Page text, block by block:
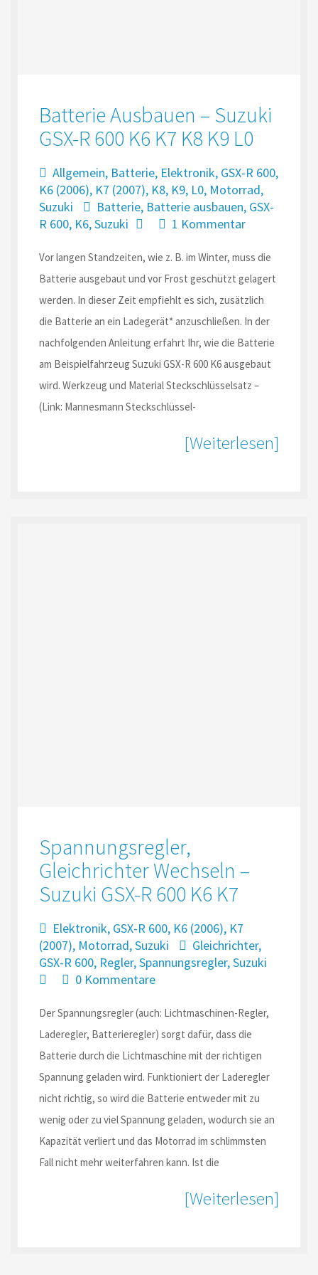
Batterie Ausbauen – Suzuki
GSX-R 600 K6 K7 K8 K9 L0
Allgemein, Batterie, Elektronik, GSX-R 600,
K6 (2006), K7 (2007), K8, K9, L0, Motorrad,
Suzuki
Batterie, Batterie ausbauen, GSX-
R 600, K6,Suzuki 1 Kommentar
Vor langen Standzeiten, wie z. B. im Winter, muss die
Batterie ausgebaut und vor Frost geschützt gelagert
werden. In dieser Zeit empfiehlt es sich, zusätzlich
die Batterie an ein Ladegerät* anzuschließen. In der
nachfolgenden Anleitung erfahrt Ihr, wie die Batterie
am Beispielfahrzeug Suzuki GSX-R 600 K6 ausgebaut
wird. Werkzeug und Material Steckschlüsselsatz –
(Link: Mannesmann Steckschlüssel-
[Weiterlesen]
Spannungsregler,
Gleichrichter Wechseln –
Suzuki GSX-R 600 K6 K7
Elektronik, GSX-R 600, K6 (2006), K7
(2007), Motorrad,Suzuki Gleichrichter,
GSX-R 600, Regler,Spannungsregler,Suzuki
0 Kommentare
Der Spannungsregler (auch: Lichtmaschinen-Regler,
Laderegler, Batterieregler) sorgt dafür, dass die
Batterie durch die Lichtmaschine mit der richtigen
Spannung geladen wird. Funktioniert der Laderegler
nicht richtig, so wird die Batterie entweder mit zu
wenig oder zu viel Spannung geladen, wodurch sie an
Kapazität verliert und das Motorrad im schlimmsten
Fall nicht mehr weiterfahren kann. Ist die
[Weiterlesen]